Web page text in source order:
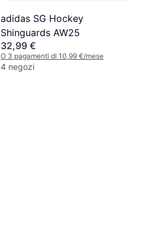
adidas SG Hockey
Shinguards AW25
32,99 €
O 3 pagamenti di 10,99 €/mese
4 negozi